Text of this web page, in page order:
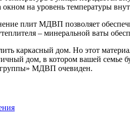
на уровень температуры
плит МДВП позволяет
– минеральной ваты
каркасный дом. Но этот
дом, в котором вашей семье
МДВП очевиден.